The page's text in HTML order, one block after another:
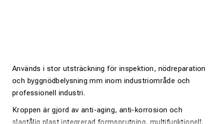
Används i stor utsträckning för inspektion, nödreparation
och byggnödbelysning mm inom industriområde och
professionell industri.
Kroppen är gjord av anti-aging, anti-korrosion och
slagtålig plast integrerad formsprutning, multifunktionell,